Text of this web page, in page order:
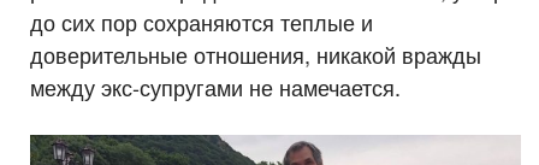
до сих пор сохраняются теплые и
доверительные отношения, никакой вражды
между экс-супругами не намечается.